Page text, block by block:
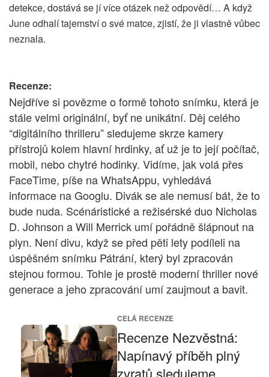
detekce, dostává se jí více otázek než odpovědí… A když
June odhalí tajemství o své matce, zjistí, že ji vlastně vůbec
neznala.
Recenze:
Nejdříve si povězme o formě tohoto snímku, která je
stále velmi originální, byť ne unikátní. Děj celého
“digitálního thrilleru” sledujeme skrze kamery
přístrojů kolem hlavní hrdinky, ať už je to její počítač,
mobil, nebo chytré hodinky. Vidíme, jak volá přes
FaceTime, píše na WhatsAppu, vyhledává
informace na Googlu. Divák se ale nemusí bát, že to
bude nuda. Scénáristické a režisérské duo Nicholas
D. Johnson a Will Merrick umí pořádně šlápnout na
plyn. Není divu, když se před pěti lety podíleli na
úspěšném snímku Pátrání, který byl zpracován
stejnou formou. Tohle je prostě moderní thriller nové
generace a jeho zpracování umí zaujmout a bavit.
CELÁ RECENZE
Recenze Nezvěstná:
Napínavý příběh plný